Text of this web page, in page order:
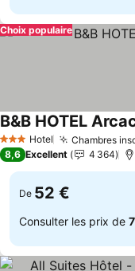
Choix populaire
3 ÉtoilesHotel Chambres
B&B HOTEL
8,6 Excellent 4 364
De 52 €
Consulter les prix de